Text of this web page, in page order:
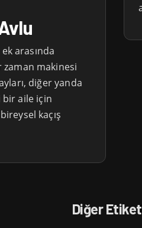
arasında
makinesi
diğer yanda
bir aile için
kaçış
Diğer